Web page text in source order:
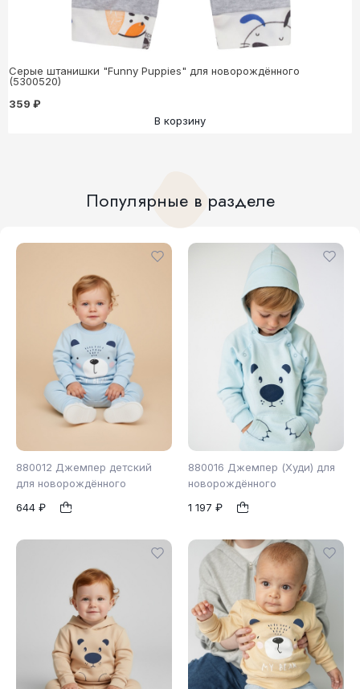
Серые штанишки "Funny Puppies" для новорождённого
(5300520)
359 ₽
В корзину
Популярные в разделе
880012 Джемпер детский
для новорождённого
644 ₽
74 80
880016 Джемпер (Худи) для
новорождённого
1 197 ₽
86 98